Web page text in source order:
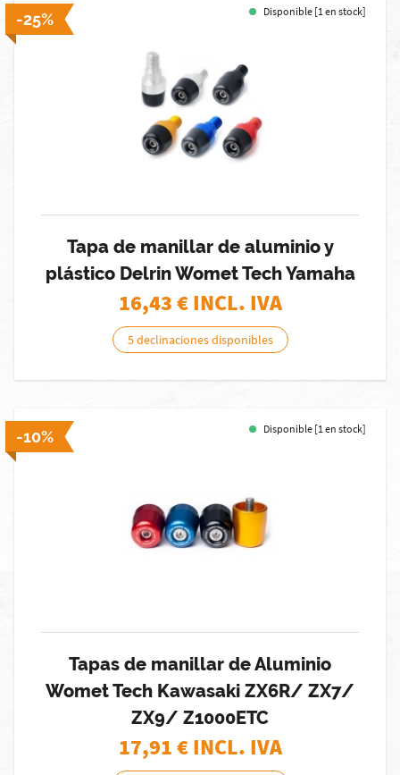
-25% Disponible [1 en stock]
Tapa de manillar de aluminio y
plástico Delrin Womet Tech Yamaha
16,43€ INCL. IVA
5 declinaciones disponibles
-10% Disponible [1 en stock]
Tapas de manillar de Aluminio
Womet Tech Kawasaki ZX6R/ ZX7/
ZX9/ Z1000ETC
17,91€ INCL. IVA